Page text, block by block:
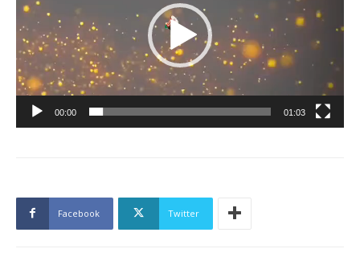
00:00 01:03
Facebook Twitter